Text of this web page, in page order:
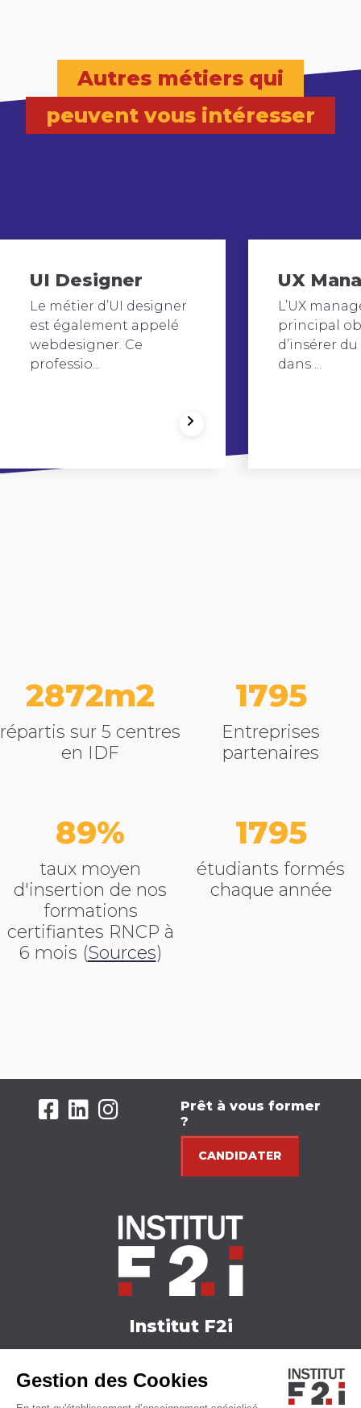
Gestion des Cookies
Autres métiers qui
peuvent vous intéresser
UI Designer
Le métier d’UI designer
est également appelé
webdesigner. Ce
professio...
UX
L’UX
principal
d’insérer
dans ...
3520
répartis sur 5 centres
en IDF
2200
Entreprises
partenaires
89
taux moyen
d'insertion de nos
formations
certifiantes RNCP à
6 mois (Sources)
2200
étudiants formés
chaque année
Prêt à vous former
?
CANDIDATER
Institut F2i
Actualités